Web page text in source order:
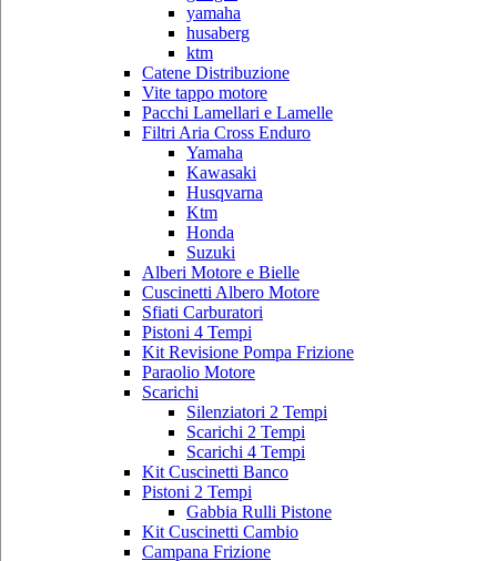
yamaha
husaberg
ktm
Catene Distribuzione
Vite tappo motore
Pacchi Lamellari e Lamelle
Filtri Aria Cross Enduro
Yamaha
Kawasaki
Husqvarna
Ktm
Honda
Suzuki
Alberi Motore e Bielle
Cuscinetti Albero Motore
Sfiati Carburatori
Pistoni 4 Tempi
Kit Revisione Pompa Frizione
Paraolio Motore
Scarichi
Silenziatori 2 Tempi
Scarichi 2 Tempi
Scarichi 4 Tempi
Kit Cuscinetti Banco
Pistoni 2 Tempi
Gabbia Rulli Pistone
Kit Cuscinetti Cambio
Campana Frizione